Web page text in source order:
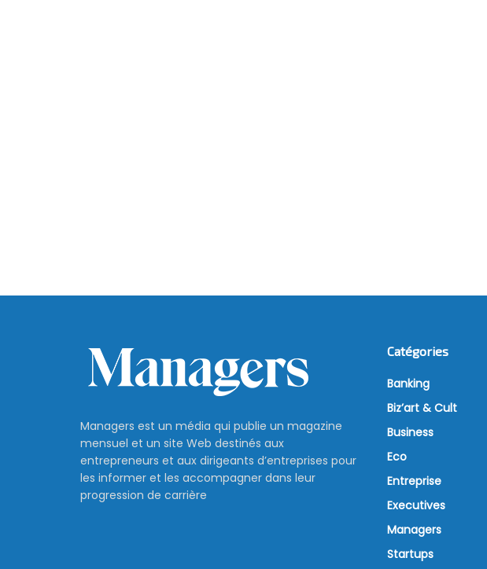
Managers est un média qui publie un magazine
mensuel et un site Web destinés aux
entrepreneurs et aux dirigeants d’entreprises pour
les informer et les accompagner dans leur
progression de carrière
Catégories
Banking
Biz’art & Cult
Business
Eco
Entreprise
Executives
Managers
Startups